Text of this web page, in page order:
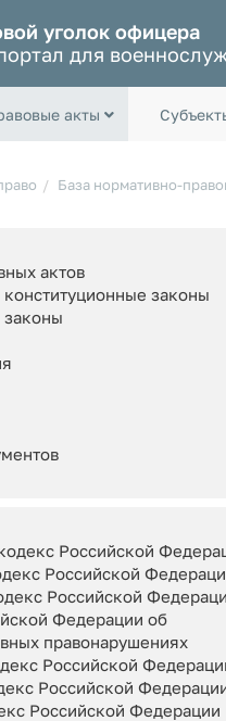
уголок офицера
для
акты
База нормативно-
актов
законы
Российской
Российской
Российской
Федерации об
правонарушениях
Российской
Российской
Российской Федерации